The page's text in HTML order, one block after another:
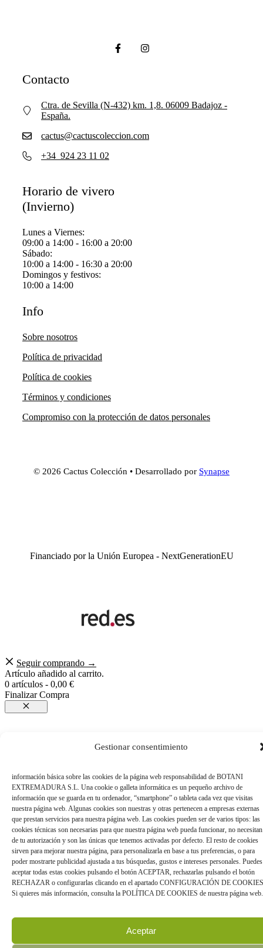
Gestionar consentimiento
información básica sobre las cookies de la página web responsabilidad de BOTANI
EXTREMADURA S.L. Una cookie o galleta informática es un pequeño archivo de
información que se guarda en tu ordenador, “smartphone” o tableta cada vez que visitas
nuestra página web. Algunas cookies son nuestras y otras pertenecen a empresas externas
que prestan servicios para nuestra página web. Las cookies pueden ser de varios tipos: las
cookies técnicas son necesarias para que nuestra página web pueda funcionar, no necesitan
de tu autorización y son las únicas que tenemos activadas por defecto. El resto de cookies
sirven para mejorar nuestra página, para personalizarla en base a tus preferencias, o para
poder mostrarte publicidad ajustada a tus búsquedas, gustos e intereses personales. Puedes
aceptar todas estas cookies pulsando el botón ACEPTAR, rechazarlas pulsando el botón
RECHAZAR o configurarlas clicando en el apartado CONFIGURACIÓN DE
Si quieres más información, consulta la POLÍTICA DE COOKIES de nuestra página web.
Aceptar
Contacto
Ctra. de Sevilla (N-432) km. 1,8. 06009 Badajoz -
España.
cactus@cactuscoleccion.com
+34 924 23 11 02
Horario de vivero
(Invierno)
Lunes a Viernes:
09:00 a 14:00 - 16:00 a 20:00
Sábado:
10:00 a 14:00 - 16:30 a 20:00
Domingos y festivos:
10:00 a 14:00
Info
Sobre nosotros
Política de privacidad
Política de cookies
Términos y condiciones
Compromiso con la protección de datos personales
© 2026 Cactus Colección • Desarrollado por Synapse
Financiado por la Unión Europea - NextGenerationEU
Seguir comprando →
Artículo añadido al carrito.
0 artículos - 0,00 €
Finalizar Compra
Cerrar